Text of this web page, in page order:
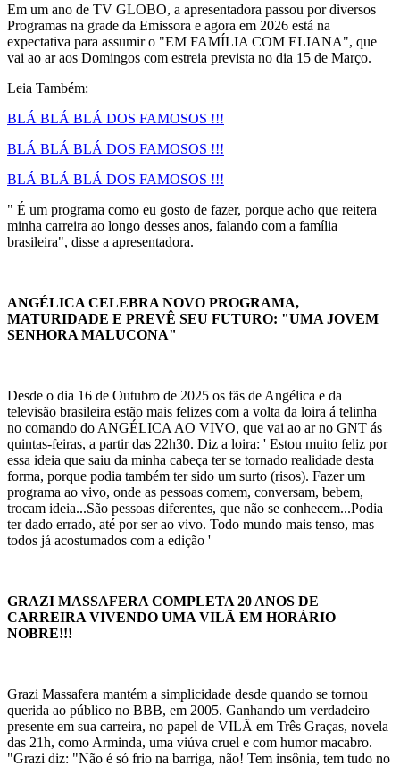
Em um ano de TV GLOBO, a apresentadora passou por diversos
Programas na grade da Emissora e agora em 2026 está na
expectativa para assumir o "EM FAMÍLIA COM ELIANA", que
vai ao ar aos Domingos com estreia prevista no dia 15 de Março.
Leia Também:
BLÁ BLÁ BLÁ DOS FAMOSOS !!!
BLÁ BLÁ BLÁ DOS FAMOSOS !!!
BLÁ BLÁ BLÁ DOS FAMOSOS !!!
" É um programa como eu gosto de fazer, porque acho que reitera
minha carreira ao longo desses anos, falando com a família
brasileira", disse a apresentadora.
ANGÉLICA CELEBRA NOVO PROGRAMA,
MATURIDADE E PREVÊ SEU FUTURO: "UMA JOVEM
SENHORA MALUCONA"
Desde o dia 16 de Outubro de 2025 os fãs de Angélica e da
televisão brasileira estão mais felizes com a volta da loira á telinha
no comando do ANGÉLICA AO VIVO, que vai ao ar no GNT ás
quintas-feiras, a partir das 22h30. Diz a loira: ' Estou muito feliz por
essa ideia que saiu da minha cabeça ter se tornado realidade desta
forma, porque podia também ter sido um surto (risos). Fazer um
programa ao vivo, onde as pessoas comem, conversam, bebem,
trocam ideia...São pessoas diferentes, que não se conhecem...Podia
ter dado errado, até por ser ao vivo. Todo mundo mais tenso, mas
todos já acostumados com a edição '
GRAZI MASSAFERA COMPLETA 20 ANOS DE
CARREIRA VIVENDO UMA VILÃ EM HORÁRIO
NOBRE!!!
Grazi Massafera mantém a simplicidade desde quando se tornou
querida ao público no BBB, em 2005. Ganhando um verdadeiro
presente em sua carreira, no papel de VILÃ em Três Graças, novela
das 21h, como Arminda, uma viúva cruel e com humor macabro.
"Grazi diz: "Não é só frio na barriga, não! Tem insônia, tem tudo no